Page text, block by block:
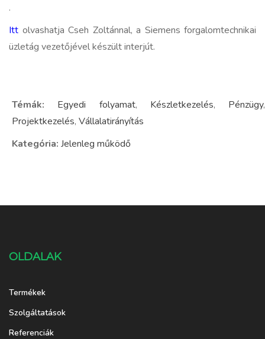
.
Itt olvashatja Cseh Zoltánnal, a Siemens forgalomtechnikai
üzletág vezetőjével készült interjút.
Témák: Egyedi folyamat, Készletkezelés, Pénzügy,
Projektkezelés, Vállalatirányítás
Kategória: Jelenleg működő
OLDALAK
Termékek
Szolgáltatások
Referenciák